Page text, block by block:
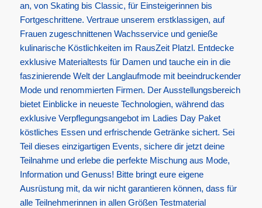
an, von Skating bis Classic, für Einsteigerinnen bis
Fortgeschrittene. Vertraue unserem erstklassigen, auf
Frauen zugeschnittenen Wachsservice und genieße
kulinarische Köstlichkeiten im RausZeit Platzl. Entdecke
exklusive Materialtests für Damen und tauche ein in die
faszinierende Welt der Langlaufmode mit beeindruckender
Mode und renommierten Firmen. Der Ausstellungsbereich
bietet Einblicke in neueste Technologien, während das
exklusive Verpflegungsangebot im Ladies Day Paket
köstliches Essen und erfrischende Getränke sichert. Sei
Teil dieses einzigartigen Events, sichere dir jetzt deine
Teilnahme und erlebe die perfekte Mischung aus Mode,
Information und Genuss! Bitte bringt eure eigene
Ausrüstung mit, da wir nicht garantieren können, dass für
alle Teilnehmerinnen in allen Größen Testmaterial